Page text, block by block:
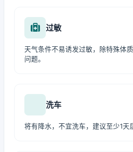
过敏
天气条件不易诱发过敏，除特殊体
问题。
洗车
将有降水，不宜洗车，建议至少1天